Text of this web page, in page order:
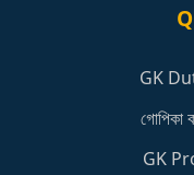
GK
গোপিকা
GK